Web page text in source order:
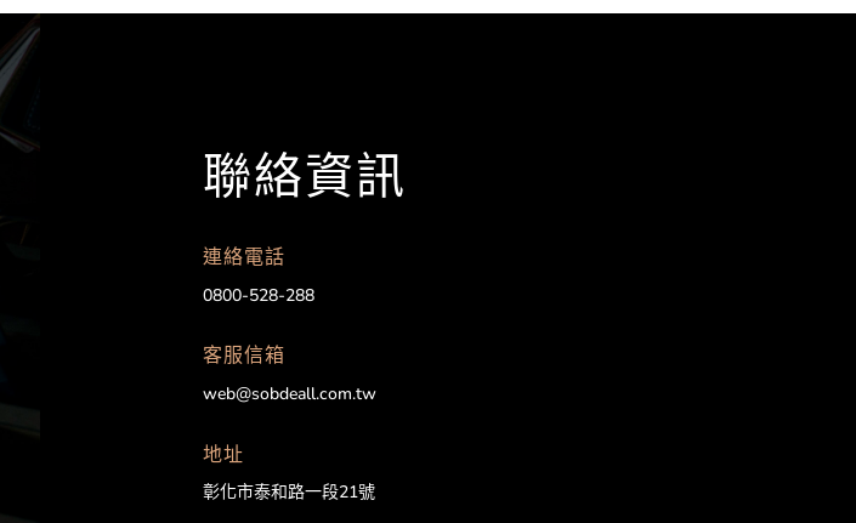
聯絡資訊
連絡電話
0800-528-288
客服信箱
web@sobdeall.com.tw
地址
彰化市泰和路一段21號